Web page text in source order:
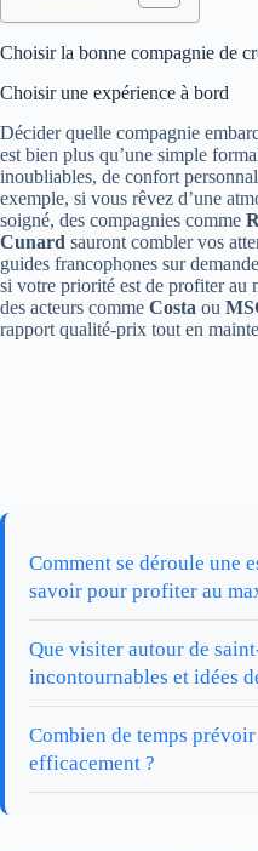
Choisir la bonne compagnie de
Choisir une expérience à bord
Décider quelle compagnie
est bien plus qu’une simple
inoubliables, de confort
exemple, si vous rêvez d’une
soigné, des compagnies comme
Cunard sauront combler vos
guides francophones sur
si votre priorité est de profiter au
des acteurs comme Costa ou
rapport qualité-prix tout en
Comment se déroule une
savoir pour profiter au
Que visiter autour de
incontournables et idées
Combien de temps
efficacement ?